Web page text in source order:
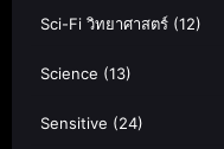
Sci-Fi วิทยาศาสตร์ (12)
Science (13)
Sensitive (24)